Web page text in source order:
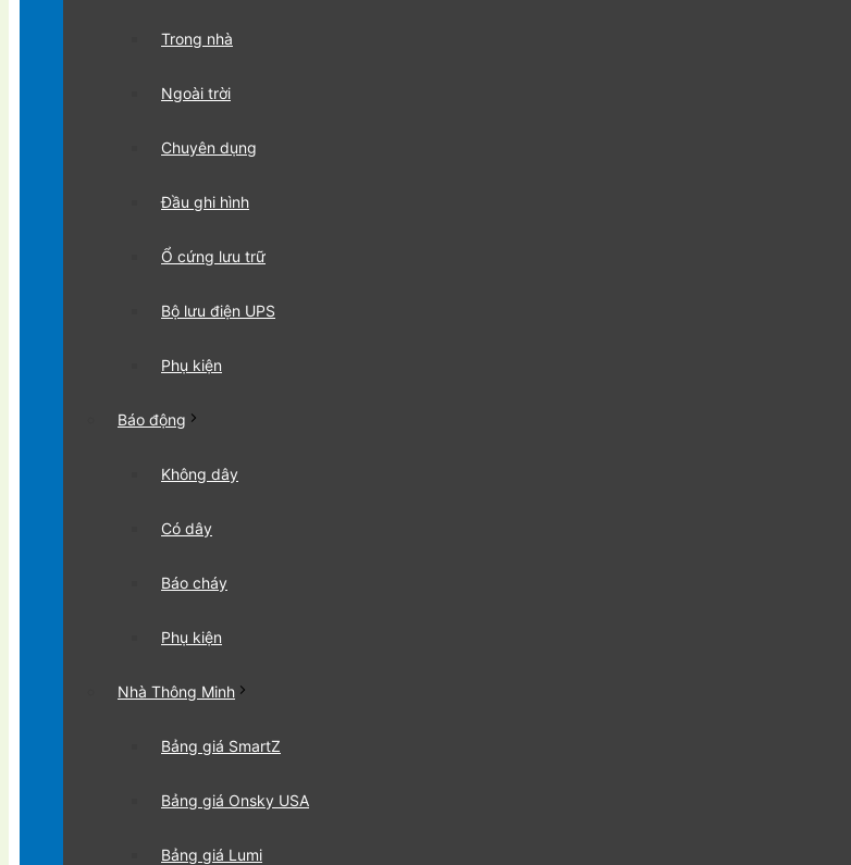
Trong nhà
Ngoài trời
Chuyên dụng
Đầu ghi hình
Ổ cứng lưu trữ
Bộ lưu điện UPS
Phụ kiện
Báo động
Không dây
Có dây
Báo cháy
Phụ kiện
Nhà Thông Minh
Bảng giá SmartZ
Bảng giá Onsky USA
Bảng giá Lumi